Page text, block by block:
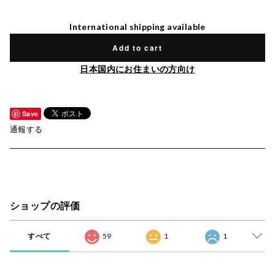
International shipping available
Add to cart
日本国内にお住まいの方向け
Save
通報する
ショップの評価
すべて 59 1 1